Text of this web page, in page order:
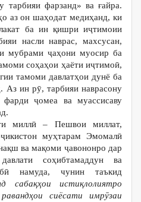
тарбияи фарзанд» ва ғайра.
аз он шаҳодат медиҳанд, ки
ба ин қишри иҷтимоии
насли наврас, махсусан,
мубрами ҷаҳони муосир ба
соҳаҳои ҳаёти иҷтимоӣ,
тамоми давлатҳои дунё ба
Аз ин рӯ, тарбияи наврасону
ҷомеа ва муассисаву
миллӣ – Пешвои миллат,
муҳтарам Эмомалӣ
ва мақоми ҷавононро дар
соҳибтамаддун ва
намуда, чунин таъкид
сабақҳои истиқлолиятро
равандҳои сиёсати имрӯзаи